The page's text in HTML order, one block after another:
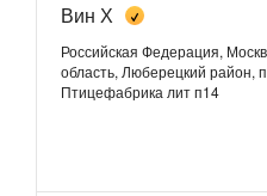
Вин Х
Российская Федерация,
область, Люберецкий район,
Птицефабрика лит п14